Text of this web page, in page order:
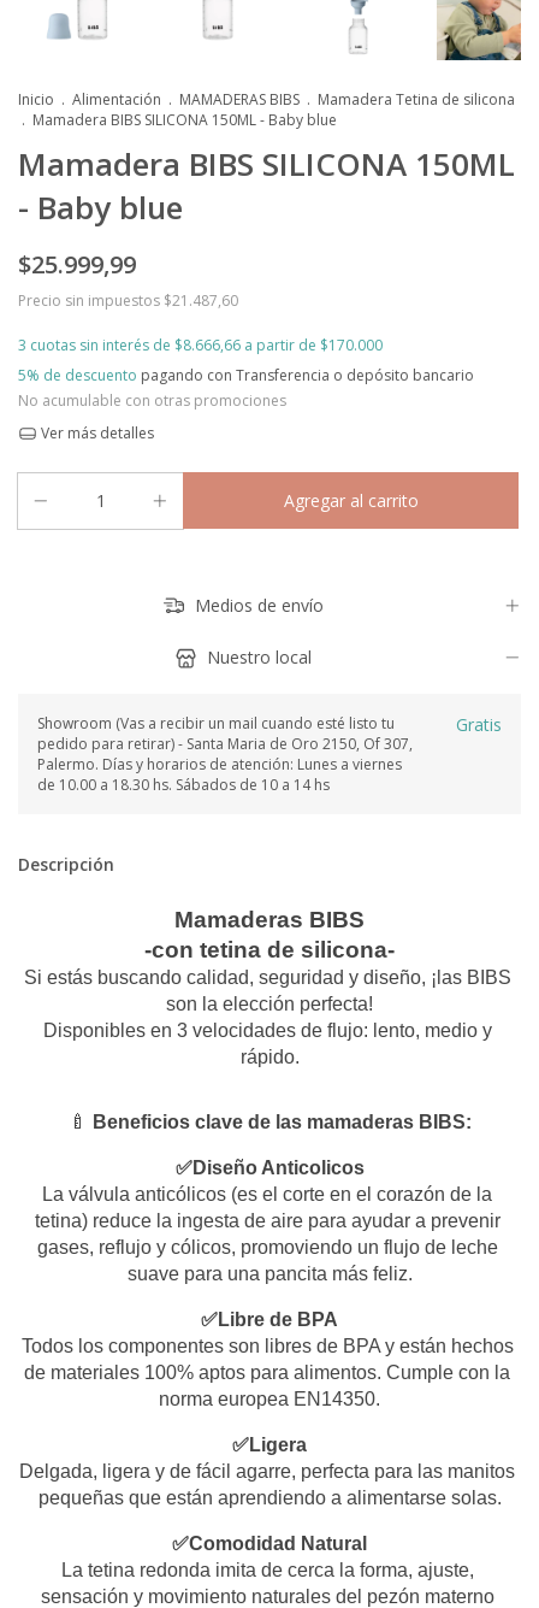
Inicio . Alimentación . MAMADERAS BIBS . Mamadera Tetina de silicona
. Mamadera BIBS SILICONA 150ML - Baby blue
Mamadera BIBS SILICONA 150ML
- Baby blue
$25.999,99
Precio sin impuestos $21.487,60
3 cuotas sin interés de $8.666,66
5% de descuento pagando con Transferencia o depósito bancario
No acumulable con otras promociones
Ver más detalles
Medios de envío
Nuestro local
Showroom (Vas a recibir un mail cuando esté listo tu
pedido para retirar) - Santa Maria de Oro 2150, Of 307,
Palermo. Días y horarios de atención: Lunes a viernes
de 10.00 a 18.30 hs. Sábados de 10 a 14 hs
Gratis
Descripción
Mamaderas BIBS
-con tetina de silicona-
Si estás buscando calidad, seguridad y diseño, ¡las BIBS
son la elección perfecta!
Disponibles en 3 velocidades de flujo: lento, medio y
rápido.
🍼 Beneficios clave de las mamaderas BIBS:
✅Diseño Anticolicos
La válvula anticólicos (es el corte en el corazón de la
tetina) reduce la ingesta de aire para ayudar a prevenir
gases, reflujo y cólicos, promoviendo un flujo de leche
suave para una pancita más feliz.
✅Libre de BPA
Todos los componentes son libres de BPA y están hechos
de materiales 100% aptos para alimentos. Cumple con la
norma europea EN14350.
✅Ligera
Delgada, ligera y de fácil agarre, perfecta para las manitos
pequeñas que están aprendiendo a alimentarse solas.
✅Comodidad Natural
La tetina redonda imita de cerca la forma, ajuste,
sensación y movimiento naturales del pezón materno